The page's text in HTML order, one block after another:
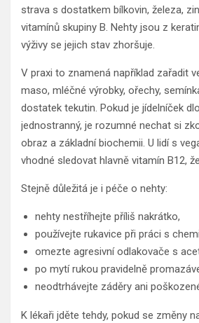
strava s dostatkem bílkovin, železa,
vitamínů skupiny B. Nehty jsou z
výživy se jejich stav zhoršuje.
V praxi to znamená například zařadit
maso, mléčné výrobky, ořechy,
dostatek tekutin. Pokud je jídelníček
jednostranný, je rozumné nechat si
obraz a základní biochemii. U lidí s
vhodné sledovat hlavně vitamín B12,
Stejně důležitá je i péče o nehty:
nehty nestříhejte příliš nakrátko,
používejte rukavice při práci s
omezte agresivní odlakovače s
po mytí rukou pravidelně
neodtrhávejte záděry ani
K lékaři jděte tehdy, pokud se změny